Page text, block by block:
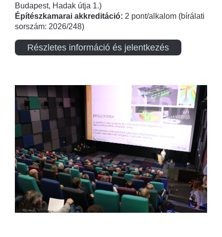
Budapest, Hadak útja 1.)
Építészkamarai akkreditáció: 2 pont/alkalom (bírálati
sorszám: 2026/248)
Részletes információ és jelentkezés